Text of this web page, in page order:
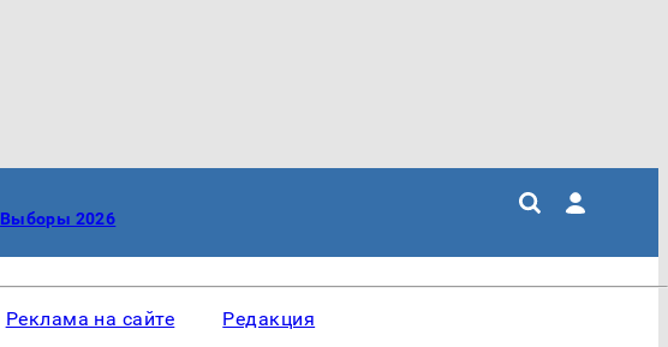
Выборы 2026
Реклама на сайте Редакция